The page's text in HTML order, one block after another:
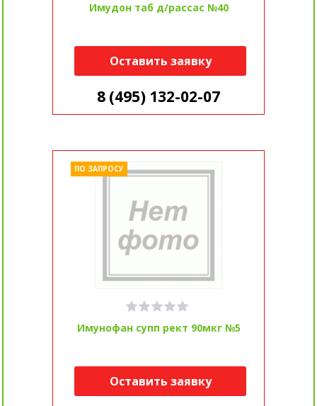
Имудон таб д/рассас №40
Оставить заявку
8 (495) 132-02-07
Имунофан супп рект 90мкг №5
ПО ЗАПРОСУ
Оставить заявку